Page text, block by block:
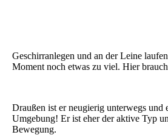
Geschirranlegen und an der Leine
Moment noch etwas zu viel. Hier
Draußen ist er neugierig unterwegs und
Umgebung! Er ist eher der aktive Typ
Bewegung.